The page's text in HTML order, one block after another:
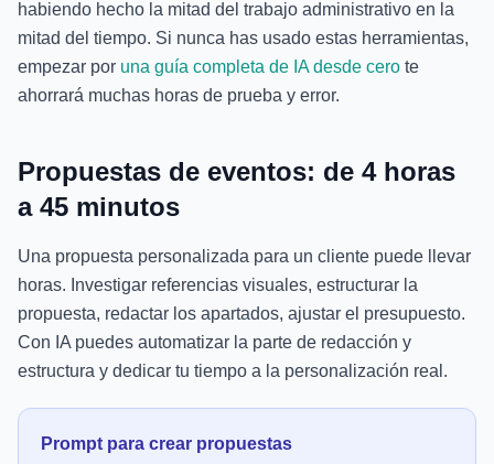
habiendo hecho la mitad del trabajo administrativo en la
mitad del tiempo. Si nunca has usado estas herramientas,
empezar por una guía completa de IA desde cero te
ahorrará muchas horas de prueba y error.
Propuestas de eventos: de 4 horas
a 45 minutos
Una propuesta personalizada para un cliente puede llevar
horas. Investigar referencias visuales, estructurar la
propuesta, redactar los apartados, ajustar el presupuesto.
Con IA puedes automatizar la parte de redacción y
estructura y dedicar tu tiempo a la personalización real.
Prompt para crear propuestas